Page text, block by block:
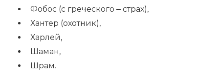
Фобос (с греческого ‒ страх),
Хантер (охотник),
Харлей,
Шаман,
Шрам.